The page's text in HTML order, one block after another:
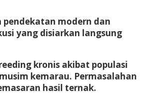
modern dan
yang disiarkan langsung
kronis akibat populasi
kemarau. Permasalahan
hasil ternak.